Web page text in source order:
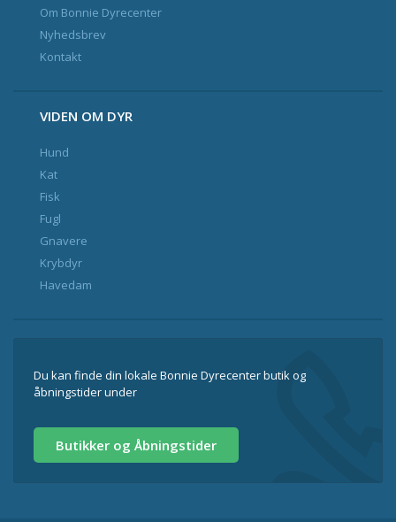
Kontakt
Om Bonnie Dyrecenter
Nyhedsbrev
Kontakt
VIDEN OM DYR
Hund
Kat
Fisk
Fugl
Gnavere
Krybdyr
Havedam
Du kan finde din lokale Bonnie Dyrecenter butik og
åbningstider under
Butikker og Åbningstider